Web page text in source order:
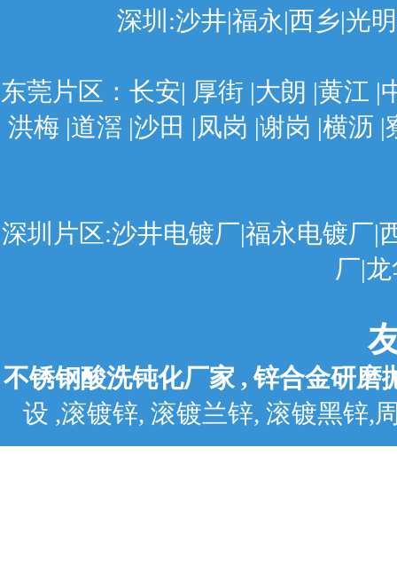
深圳:沙井|福永|西乡|光
东莞片区：长安| 厚街 |大朗 |黄江 |
洪梅 |道滘 |沙田 |凤岗 |谢岗 |横沥
深圳片区:沙井电镀厂|福永电镀厂|
厂|
不锈钢酸洗钝化厂家 ,锌合金研磨
设 ,滚镀锌, 滚镀兰锌, 滚镀黑锌,